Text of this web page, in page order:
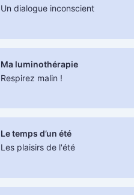
Un dialogue inconscient
Ma luminothérapie
Respirez malin !
Le temps d’un été
Les plaisirs de l'été